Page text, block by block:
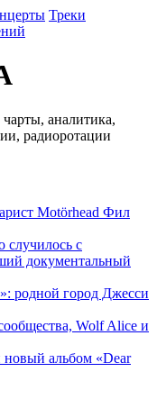
Треки
аналитика,
радиоротации
Motörhead Фил
случилось с
документальный
родной город Джесси
Wolf Alice и
новый альбом «Dear